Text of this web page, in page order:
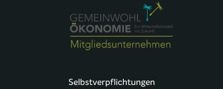
Selbstverpflichtungen